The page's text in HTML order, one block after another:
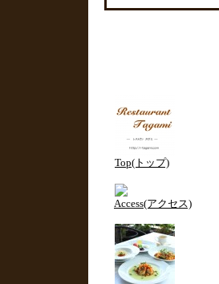
Top(トップ)
Access(アクセス)